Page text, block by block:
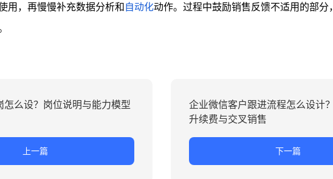
用，再慢慢补充数据分析和自动化动作。过程中鼓励销售反馈不适用的部分，
怎么设？岗位说明与能力模型
上一篇
企业微信客户跟进流程怎么设计
升续费与交叉销售
下一篇